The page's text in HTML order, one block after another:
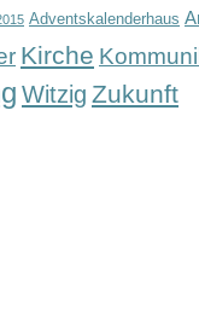
Adventskalenderhaus
Kirche
Witzig Zukunft